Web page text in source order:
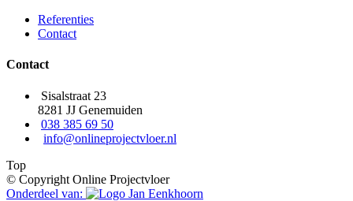
Referenties
Contact
Contact
Sisalstraat 23
8281 JJ Genemuiden
038 385 69 50
info@onlineprojectvloer.nl
Top
© Copyright Online Projectvloer
Onderdeel van: